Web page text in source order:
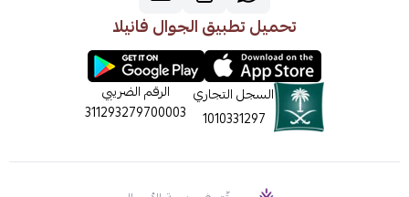
تحميل تطبيق الجوال فانيلا
السجل التجاري
1010331297
الرقم الضريبي
311293279700003